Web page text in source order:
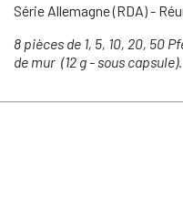
Série Allemagne (RDA) -
8 pièces de 1, 5, 10, 20, 50
de mur (12 g - sous capsule).